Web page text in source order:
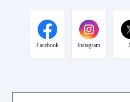
Facebook Instagram